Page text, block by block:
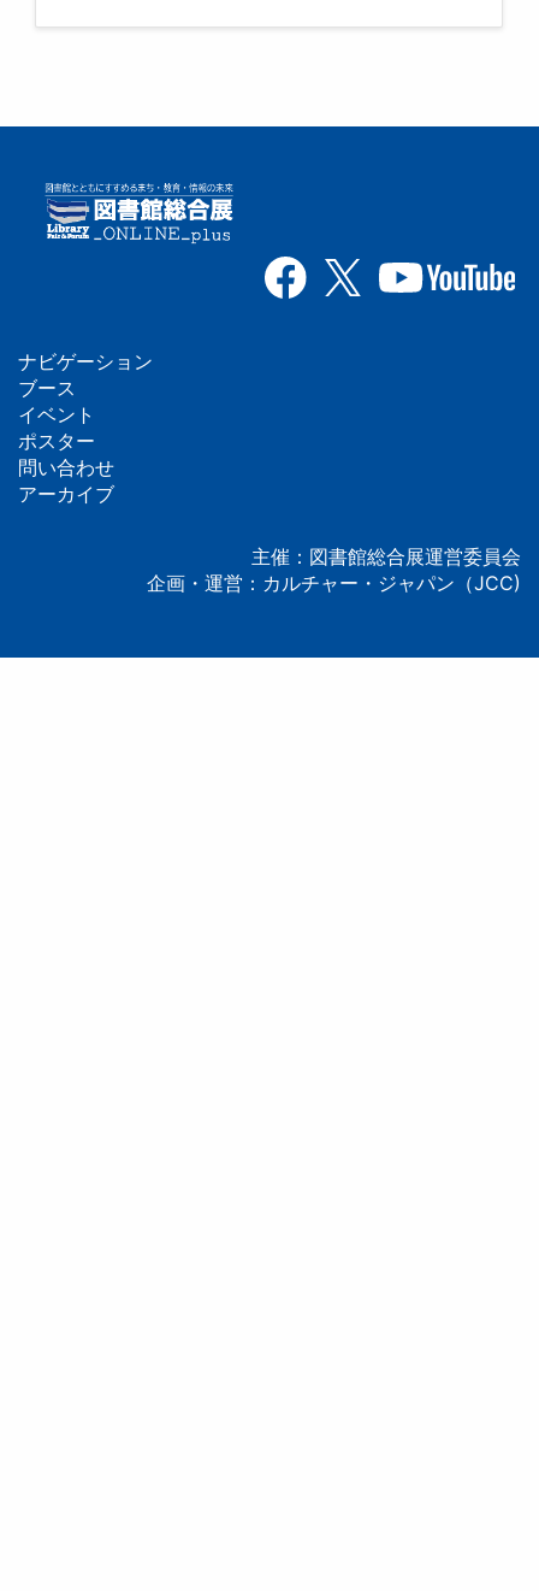
フ
ッ
タ
ナビゲーション
ブース
イベント
ポスター
問い合わせ
アーカイブ
主催：図書館総合展運営委員会
企画・運営：カルチャー・ジャパン（JCC)